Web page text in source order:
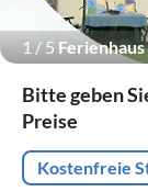
1 / 5
Bitte geben
Preise
Kostenfreie